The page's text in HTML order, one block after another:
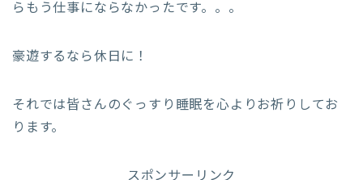
らもう仕事にならなかったです。。。
豪遊するなら休日に！
それでは皆さんのぐっすり睡眠を心よりお祈りしてお
ります。
スポンサーリンク